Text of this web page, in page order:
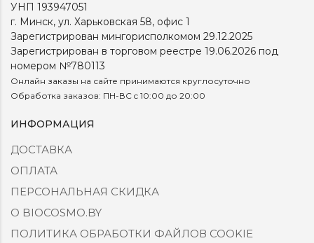
УНП 193947051
г. Минск, ул. Харьковская 58, офис 1
Зарегистрирован мингорисполкомом 29.12.2025
Зарегистрирован в торговом реестре 19.06.2026 под
номером №780113
Онлайн заказы на сайте принимаются круглосуточно
Обработка заказов: ПН-ВС c 10:00 до 20:00
ИНФОРМАЦИЯ
ДОСТАВКА
ОПЛАТА
ПЕРСОНАЛЬНАЯ СКИДКА
О BIOCOSMO.BY
ПОЛИТИКА ОБРАБОТКИ ФАЙЛОВ COOKIE